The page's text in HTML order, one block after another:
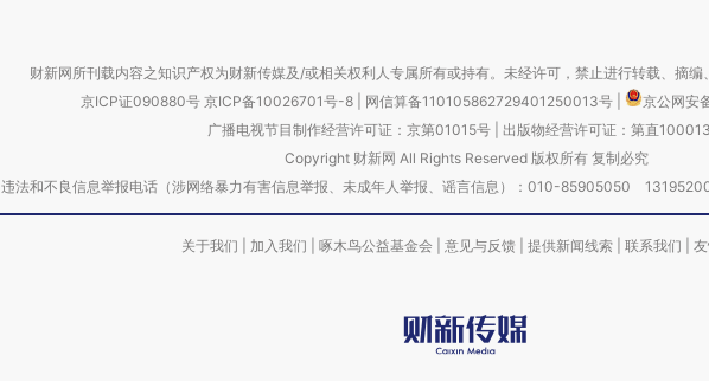
财新网所刊载内容之知识产权为财新传媒及/或相关权利人专属所有或持有。未经许可，禁止进行转载、摘编
京ICP证090880号 京ICP备10026701号-8 网信算备110105862729401250013号
京公网安
广播电视节目制作经营许可证：京第01015号| 出版物经营许可证：第直
Copyright 财新网 All Rights Reserved 版权所有 复制必究
违法和不良信息举报电话（涉网络暴力有害信息举报、未成年人举报、谣言信息）：010-85905050
关于我们 加入我们 啄木鸟公益基金会 意见与反馈 提供新闻线索 联系我们